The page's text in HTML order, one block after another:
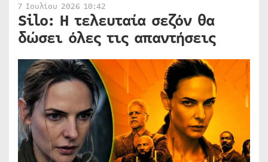
7 Ιουλίου 2026 10:42
Silo: Η τελευταία σεζόν θα
δώσει όλες τις απαντήσεις